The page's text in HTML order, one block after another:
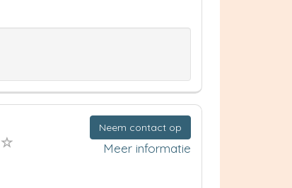
Neem contact op
Meer informatie